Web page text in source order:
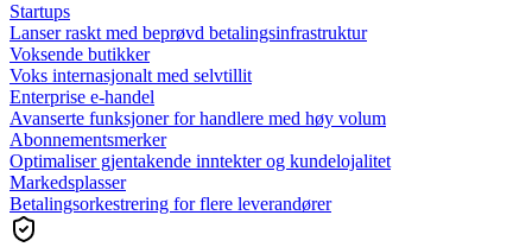
Startups
Lanser raskt med beprøvd betalingsinfrastruktur
Voksende butikker
Voks internasjonalt med selvtillit
Enterprise e-handel
Avanserte funksjoner for handlere med høy volum
Abonnementsmerker
Optimaliser gjentakende inntekter og kundelojalitet
Markedsplasser
Betalingsorkestrering for flere leverandører